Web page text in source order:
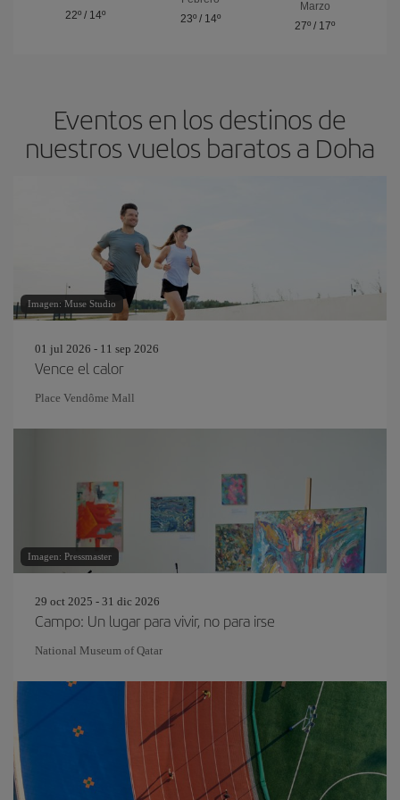
22º/ 14º
23º/ 14º
Marzo
27º / 17º
Eventos en los destinos de
nuestros vuelos baratos a Doha
Imagen: Muse Studio
01 jul 2026 - 11 sep 2026
Vence el calor
Place Vendôme Mall
Imagen: Pressmaster
29 oct 2025 - 31 dic 2026
Campo: Un lugar para vivir, no para irse
National Museum of Qatar